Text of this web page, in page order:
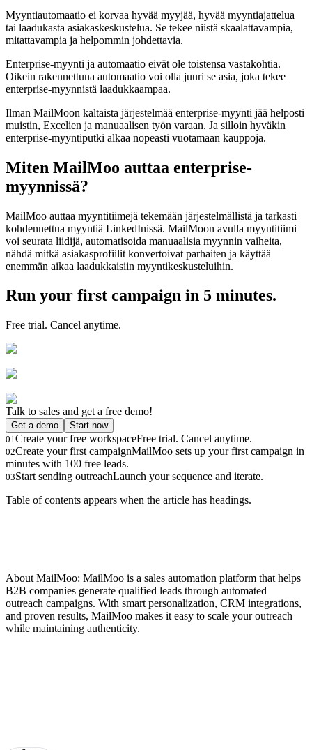
Myyntiautomaatio ei korvaa hyvää myyjää, hyvää myyntiajattelua
tai laadukasta asiakaskeskustelua. Se tekee niistä skaalattavampia,
mitattavampia ja helpommin johdettavia.
Enterprise-myynti ja automaatio eivät ole toistensa vastakohtia.
Oikein rakennettuna automaatio voi olla juuri se asia, joka tekee
enterprise-myynnistä laadukkaampaa.
Ilman MailMoon kaltaista järjestelmää enterprise-myynti jää helposti
muistin, Excelien ja manuaalisen työn varaan. Ja silloin hyväkin
enterprise-myyntiputki alkaa nopeasti vuotamaan kauppoja.
Miten MailMoo auttaa enterprise-
myynnissä?
MailMoo auttaa myyntitiimejä tekemään järjestelmällistä ja tarkasti
kohdennettua myyntiä LinkedInissä. MailMoon avulla myyntitiimi
voi seurata liidijä, automatisoida manuaalisia myynnin vaiheita,
nähdä mitkä asiakasprofiilit konvertoivat parhaiten ja käyttää
enemmän aikaa laadukkaisiin myyntikeskusteluihin.
Run your first campaign in 5 minutes.
Free trial. Cancel anytime.
Talk to sales and get a free demo!
Get a demo
Start now
01Create your free workspaceFree trial. Cancel anytime.
02Create your first campaignMailMoo sets up your first campaign in
minutes with 100 free leads.
03Start sending outreachLaunch your sequence and iterate.
Table of contents appears when the article has headings.
About MailMoo: MailMoo is a sales automation platform that helps
B2B companies generate qualified leads through automated
outreach campaigns. With smart personalization, CRM integrations,
and proven results, MailMoo makes it easy to scale your outreach
while maintaining authenticity.